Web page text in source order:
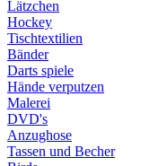
Lätzchen
Hockey
Tischtextilien
Bänder
Darts spiele
Hände verputzen
Malerei
DVD's
Anzughose
Tassen und Becher